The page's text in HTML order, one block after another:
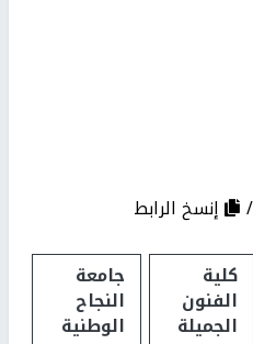
إنسخ الرابط
كلية
الفنون
الجميلة
جامعة
النجاح
الوطنية